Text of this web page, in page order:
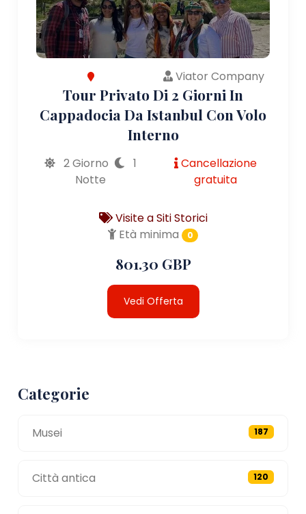
Viator Company
Tour Privato Di 2 Giorni In
Cappadocia Da Istanbul Con Volo
Interno
2 Giorno
1
Notte
Cancellazione
gratuita
Visite a Siti Storici
Età minima
0
801.30 GBP
Vedi Offerta
Categorie
Musei 187
Città antica 120